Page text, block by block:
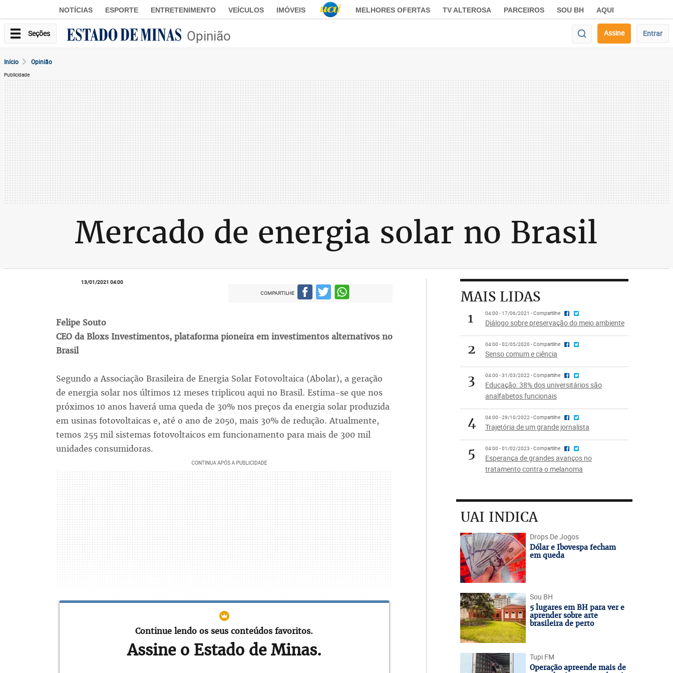
NOTÍCIAS ESPORTE ENTRETENIMENTO VEÍCULOS IMÓVEIS MELHORES OFERTAS TV ALTEROSA PARCEIROS SOU BH AQUI
Seções Opinião Assine Entrar
Início Opinião
Publicidade
Mercado de energia solar no Brasil
13/01/2021 04:00
COMPARTILHE
Felipe Souto
CEO da Bloxs Investimentos, plataforma pioneira em investimentos alternativos no
Brasil
Segundo a Associação Brasileira de Energia Solar Fotovoltaica (Abolar), a geração
de energia solar nos últimos 12 meses triplicou aqui no Brasil. Estima-se que nos
próximos 10 anos haverá uma queda de 30% nos preços da energia solar produzida
em usinas fotovoltaicas e, até o ano de 2050, mais 30% de redução. Atualmente,
temos 255 mil sistemas fotovoltaicos em funcionamento para mais de 300 mil
unidades consumidoras.
Continue lendo os seus conteúdos favoritos.
Assine o Estado de Minas.
MAIS LIDAS
1
04:00 - 17/06/2021 - Compartilhe
Diálogo sobre preservação do meio ambiente
2 04:00 - 02/05/2020 - Compartilhe
Senso comum e ciência
3 04:00 - 31/03/2022 - Compartilhe
Educação: 38% dos universitários são
analfabetos funcionais
4 04:00 - 29/10/2022 - Compartilhe
Trajetória de um grande jornalista
5 04:00 - 01/02/2023 - Compartilhe
Esperança de grandes avanços no
tratamento contra o melanoma
UAI INDICA
Drops De Jogos
Dólar e Ibovespa fecham
em queda
Sou BH
5 lugares em BH para ver e
aprender sobre arte
brasileira de perto
Tupi FM
Operação apreende mais de